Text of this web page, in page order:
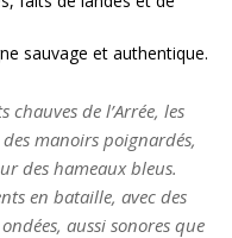
sauvage et authentique.
chauves de l’Arrée, les
manoirs poignardés,
des hameaux bleus.
en bataille, avec des
aussi sonores que